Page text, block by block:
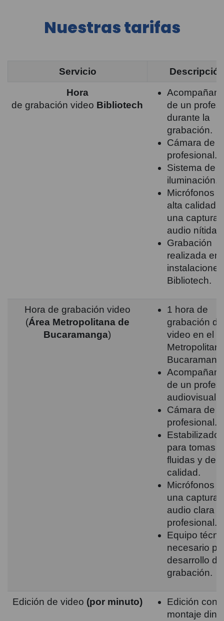
Nuestras tarifas
Servicio
Hora
de grabación video Bibliotech
de un
durante la
grabación.
Cámara de
profesional.
Sistema de
iluminación.
Micrófonos
alta calidad
una captura
audio nítida.
Grabación
realizada en
Bibliotech.
Hora de grabación video
(Área Metropolitana de
Bucaramanga)
1 hora de
grabación de
video en el
de un
audiovisual.
Cámara de
profesional.
Estabilizador
para tomas
fluidas y de
calidad.
Micrófonos
una captura
audio clara y
profesional.
Equipo
necesario
desarrollo
grabación.
Edición de video (por minuto)
Edición con
montaje